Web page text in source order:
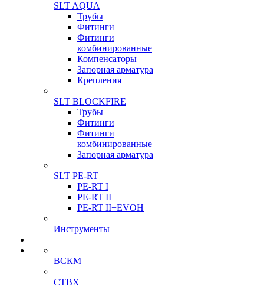
SLT AQUA
Трубы
Фитинги
Фитинги
комбинированные
Компенсаторы
Запорная арматура
Крепления
SLT BLOCKFIRE
Трубы
Фитинги
Фитинги
комбинированные
Запорная арматура
SLT PE-RT
PE-RT I
PE-RT II
PE-RT II+EVOH
Инструменты
ВСКМ
СТВХ